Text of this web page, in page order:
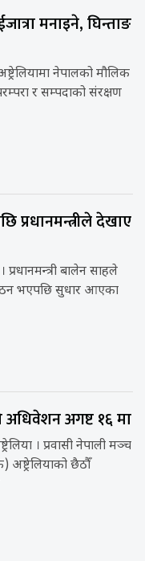
मनाइने, घिन्ताङ
नेपालको मौलिक
र सम्पदाको संरक्षण
प्रधानमन्त्रीले देखाए
प्रधानमन्त्री बालेन साहले
भएपछि सुधार आएका
अधिवेशन अगष्ट १६ मा
। प्रवासी नेपाली मञ्च
छैठौँ